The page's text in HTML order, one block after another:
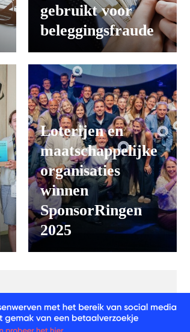
gebruikt voor
beleggingsfraude
Loterijen en
maatschappelijke
organisaties
winnen
SponsorRingen
2025